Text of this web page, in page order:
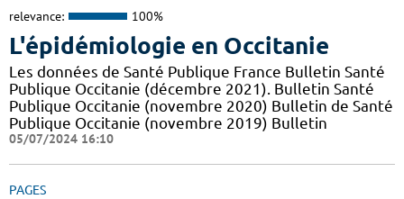
relevance: 100%
L'épidémiologie en Occitanie
Les données de Santé Publique France Bulletin Santé
Publique Occitanie (décembre 2021). Bulletin Santé
Publique Occitanie (novembre 2020) Bulletin de Santé
Publique Occitanie (novembre 2019) Bulletin
05/07/2024 16:10
PAGES